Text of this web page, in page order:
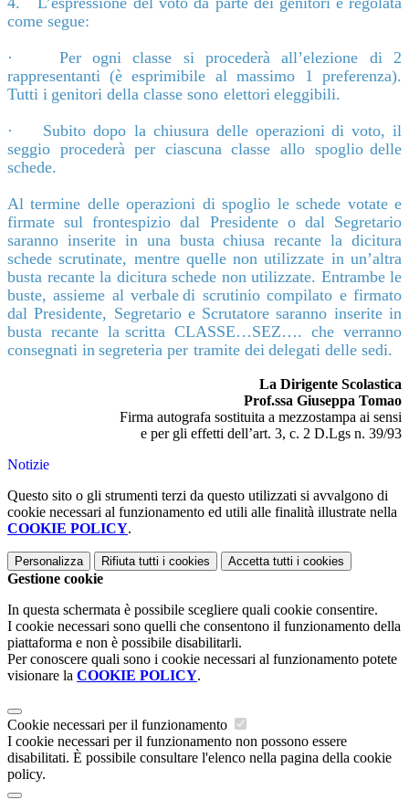
come segue:
·
Per ogni classe si procederà all’elezione di
2
rappresentanti (è esprimibile al massimo
1 preferenza).
Tutti i genitori della classe sono elettori eleggibili.
·
Subito dopo la chiusura delle operazioni di voto, il
seggio procederà per ciascuna classe allo spoglio delle
schede.
Al termine delle operazioni di spoglio le schede votate e
firmate sul frontespizio dal Presidente o dal Segretario
saranno inserite in una busta chiusa recante la dicitura
schede scrutinate, mentre quelle non utilizzate in un’altra
busta recante la dicitura schede non utilizzate. Entrambe le
buste, assieme al verbale di scrutinio compilato e firmato
dal Presidente, Segretario e Scrutatore saranno inserite in
busta recante la scritta CLASSE…SEZ…. che verranno
consegnati in segreteria per tramite dei delegati delle sedi.
La Dirigente Scolastica
Prof.ssa Giuseppa Tomao
Firma autografa sostituita a mezzostampa ai sensi
e per gli effetti dell’art. 3, c. 2 D.Lgs n. 39/93
Notizie
Questo sito o gli strumenti terzi da questo utilizzati si avvalgono di
cookie necessari al funzionamento ed utili alle finalità illustrate nella
COOKIE POLICY.
Personalizza Rifiuta tutti i cookies Accetta tutti i cookies
Gestione cookie
In questa schermata è possibile scegliere quali cookie consentire.
I cookie necessari sono quelli che consentono il funzionamento della
piattaforma e non è possibile disabilitarli.
Per conoscere quali sono i cookie necessari al funzionamento potete
visionare la COOKIE POLICY.
Cookie necessari per il funzionamento
I cookie necessari per il funzionamento non possono essere
disabilitati. È possibile consultare l'elenco nella pagina della cookie
policy.